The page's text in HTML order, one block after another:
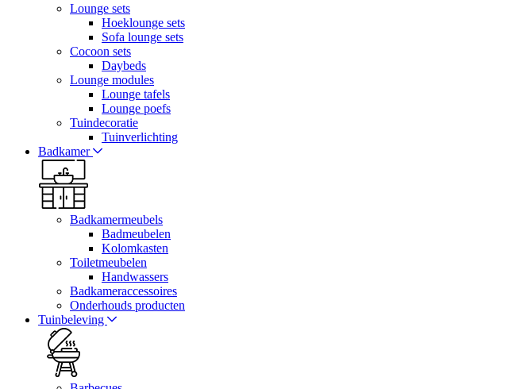
Lounge sets
Hoeklounge sets
Sofa lounge sets
Cocoon sets
Daybeds
Lounge modules
Lounge tafels
Lounge poefs
Tuindecoratie
Tuinverlichting
Badkamer
Badkamermeubels
Badmeubelen
Kolomkasten
Toiletmeubelen
Handwassers
Badkameraccessoires
Onderhouds producten
Tuinbeleving